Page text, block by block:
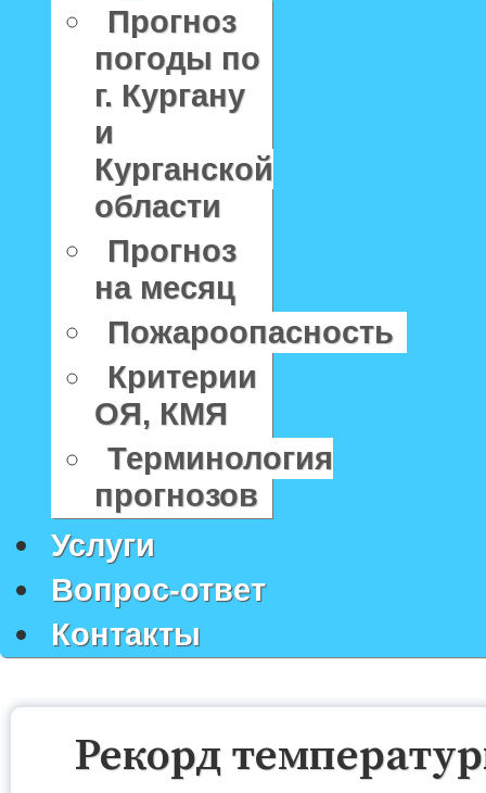
Прогноз
погоды по
г. Кургану
и
Курганской
области
Прогноз
на месяц
Пожароопасность
Критерии
ОЯ, КМЯ
Терминология
прогнозов
Услуги
Вопрос-ответ
Контакты
Рекорд